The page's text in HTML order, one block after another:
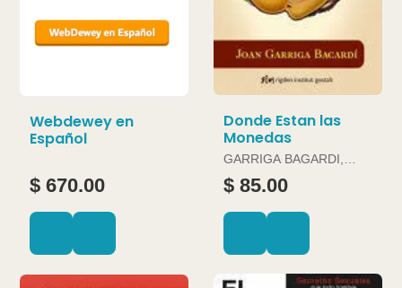
Webdewey en
Español
$ 670.00
Donde Estan las
Monedas
GARRIGA BAGARDI,
JOAN
$ 85.00